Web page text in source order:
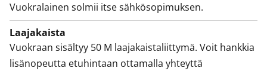
Vuokralainen solmii itse sähkösopimuksen.
Laajakaista
Vuokraan sisältyy 50 M laajakaistaliittymä. Voit hankkia
lisänopeutta etuhintaan ottamalla yhteyttä